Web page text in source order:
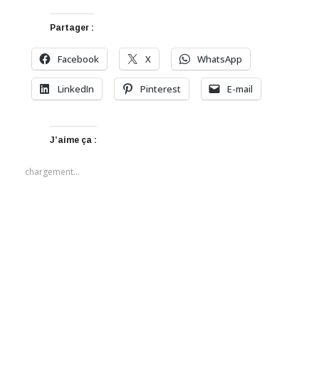
Partager :
Facebook X WhatsApp
LinkedIn Pinterest E-mail
J’aime ça :
chargement…